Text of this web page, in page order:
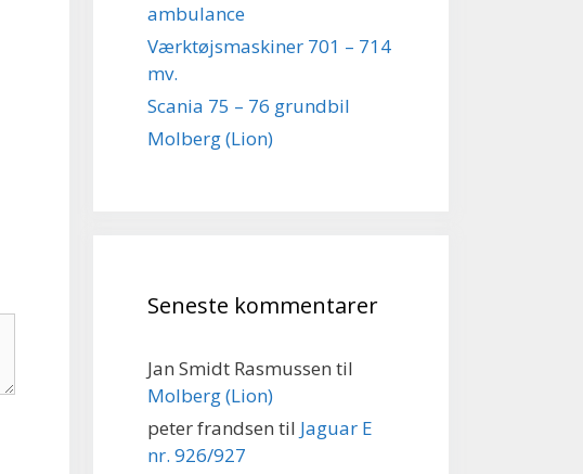
ambulance
Værktøjsmaskiner 701 – 714
mv.
Scania 75 – 76 grundbil
Molberg (Lion)
Seneste kommentarer
Jan Smidt Rasmussen til
Molberg (Lion)
peter frandsen til Jaguar E
nr. 926/927